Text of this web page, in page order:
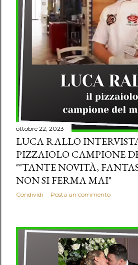
ottobre 22, 2023
LUCA RALLO
PIZZAIOLO CAMPIONE
""TANTE NOVITÀ,
NON SI FERMA MAI"
Condividi Posta un commento